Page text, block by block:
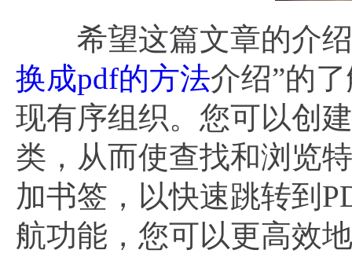
希望这篇文章的介绍
换成pdf的方法介绍”的
现有序组织。您可以创
类，从而使查找和浏览
加书签，以快速跳转到
航功能，您可以更高效